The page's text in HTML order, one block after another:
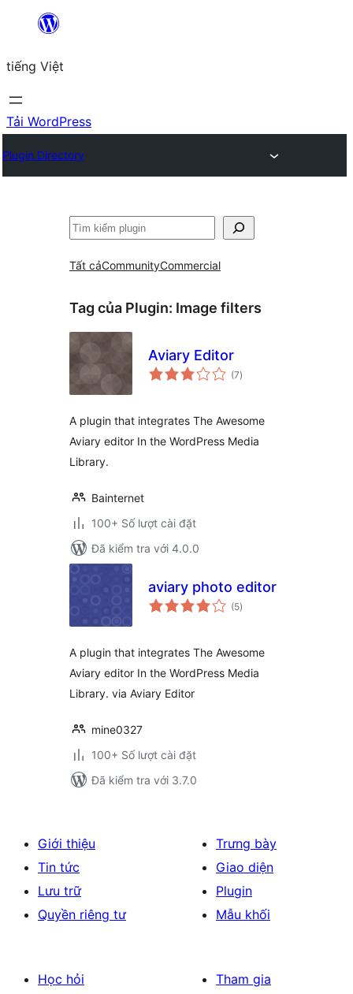
Chuyển
phần
nội
dung
tiếng Việt
Tải WordPress
Plugin Directory
Tìm
Tất cảCommunityCommercial
Tag của Plugin: Image filters
Aviary Editor
(7tổng
đánh
)
A plugin that integrates The Awesome
Aviary editor In the WordPress Media
Library.
Bainternet
100+ Số lượt cài đặt
Đã kiểm tra với 4.0.0
aviary photo editor
(5tổng
đánh
)
A plugin that integrates The Awesome
Aviary editor In the WordPress Media
Library. via Aviary Editor
mine0327
100+ Số lượt cài đặt
Đã kiểm tra với 3.7.0
Giới thiệu
Tin tức
Lưu trữ
Quyền riêng tư
Trưng bày
Giao diện
Plugin
Mẫu khối
Học hỏi
Tham gia